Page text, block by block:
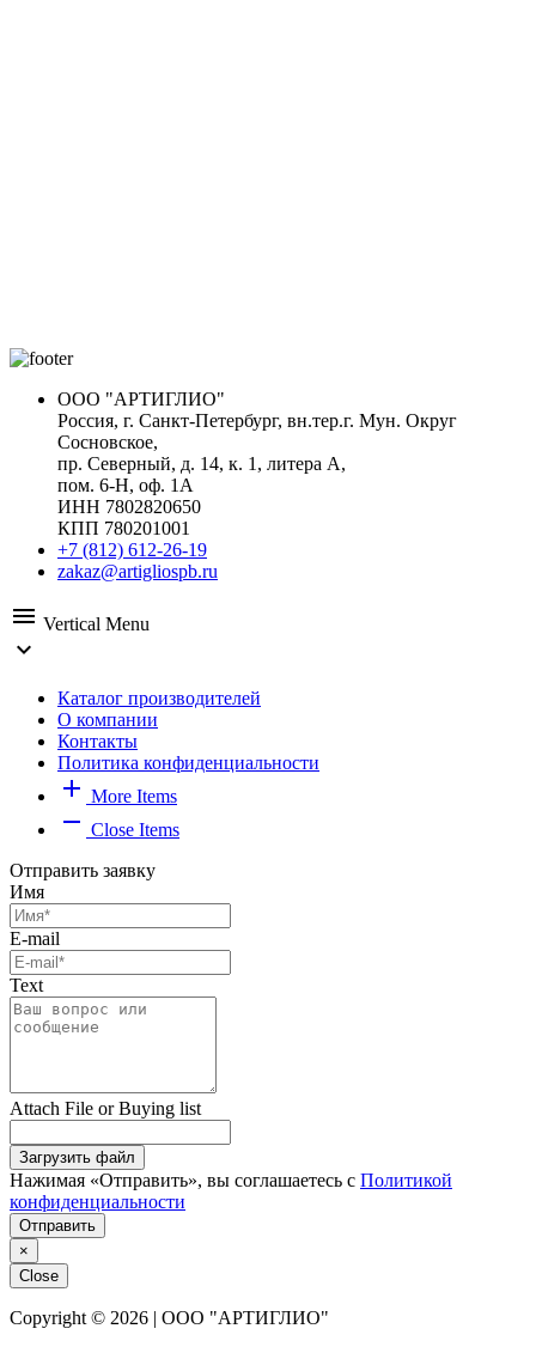
ООО "АРТИГЛИО"
Россия, г. Санкт-Петербург, вн.тер.г. Мун. Округ
Сосновское,
пр. Северный, д. 14, к. 1, литера А,
пом. 6-Н, оф. 1А
ИНН 7802820650
КПП 780201001
+7 (812) 612-26-19
zakaz@artigliospb.ru
menu Vertical Menu
expand_more
Каталог производителей
О компании
Контакты
Политика конфиденциальности
add More Items
remove Close Items
Отправить заявку
Имя
E-mail
Text
Attach File or Buying list
Загрузить файл
Нажимая «Отправить», вы соглашаетесь с Политикой
конфиденциальности
Отправить
×
Close
Copyright © 2026 | ООО "АРТИГЛИО"